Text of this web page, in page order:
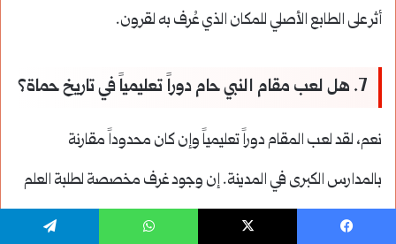
أثر على الطابع الأصلي للمكان الذي عُرف به لقرون.
7. هل لعب مقام النبي حام دوراً تعليمياً في تاريخ حماة؟
نعم، لقد لعب المقام دوراً تعليمياً وإن كان محدوداً مقارنة
بالمدارس الكبرى في المدينة. إن وجود غرف مخصصة لطلبة العلم
ومكتبة صغيرة وغرف للإمام يدل على أن المكان لم يكن مجرد مسجد